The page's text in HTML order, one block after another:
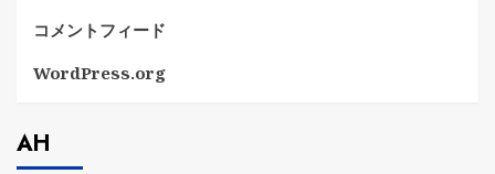
コメントフィード
WordPress.org
AH